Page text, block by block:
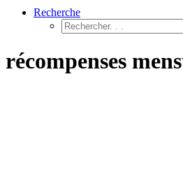
Recherche
récompenses